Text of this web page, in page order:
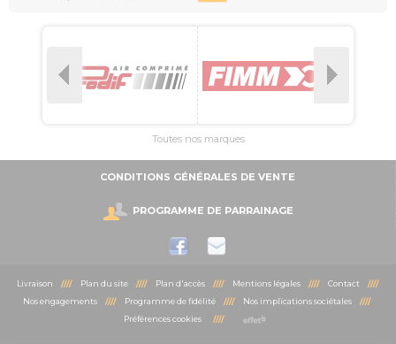
Toutes nos marques
CONDITIONS GÉNÉRALES DE VENTE
PROGRAMME DE PARRAINAGE
Livraison //// Plan du site //// Plan d'accès //// Mentions légales //// Contact ////
Nos engagements//// Programme de fidélité//// Nos implications sociétales////
Préférences cookies
////